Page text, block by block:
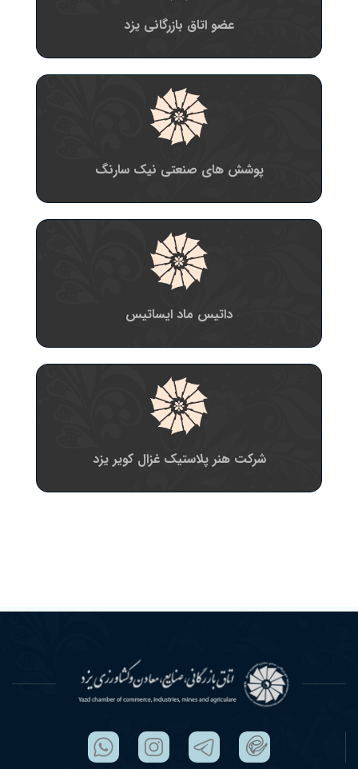
عضو اتاق بازرگانی یزد
پوشش های صنعتی نیک سارنگ
داتیس ماد ایساتیس
شرکت هنر پلاستیک غزال کویر یزد